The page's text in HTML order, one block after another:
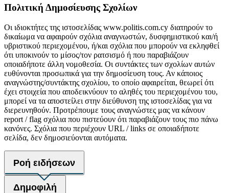
Πολιτική Δημοσίευσης Σχολίων
Οι ιδιοκτήτες της ιστοσελίδας www.politis.com.cy διατηρούν το
δικαίωμα να αφαιρούν σχόλια αναγνωστών, δυσφημιστικού και/ή
υβριστικού περιεχομένου, ή/και σχόλια που μπορούν να εκληφθεί
ότι υποκινούν το μίσος/τον ρατσισμό ή που παραβιάζουν
οποιαδήποτε άλλη νομοθεσία. Οι συντάκτες των σχολίων αυτών
ευθύνονται προσωπικά για την δημοσίευση τους. Αν κάποιος
αναγνώστης/συντάκτης σχολίου, το οποίο αφαιρείται, θεωρεί ότι
έχει στοιχεία που αποδεικνύουν το αληθές του περιεχομένου του,
μπορεί να τα αποστείλει στην διεύθυνση της ιστοσελίδας για να
διερευνηθούν. Προτρέπουμε τους αναγνώστες μας να κάνουν
report / flag σχόλια που πιστεύουν ότι παραβιάζουν τους πιο πάνω
κανόνες. Σχόλια που περιέχουν URL / links σε οποιαδήποτε
σελίδα, δεν δημοσιεύονται αυτόματα.
Ροή ειδήσεων
Δημοφιλή